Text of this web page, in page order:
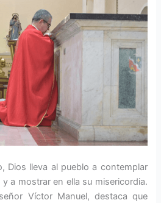
Dios lleva al pueblo a contemplar
a mostrar en ella su misericordia.
Víctor Manuel, destaca que